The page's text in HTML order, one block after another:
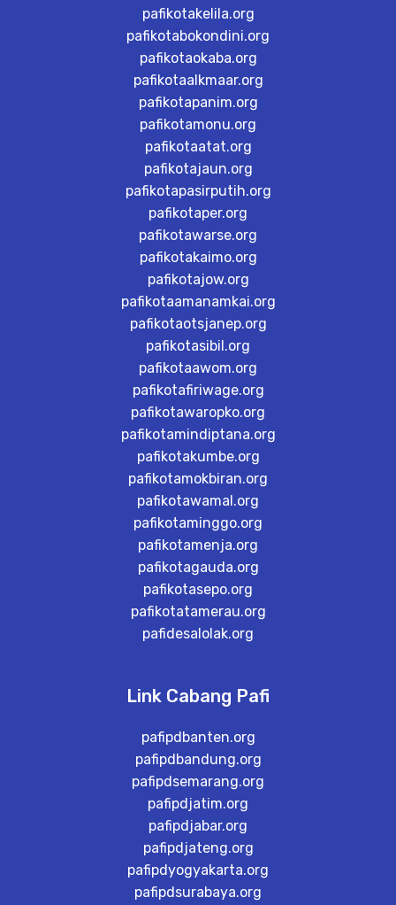
pafikotakelila.org
pafikotabokondini.org
pafikotaokaba.org
pafikotaalkmaar.org
pafikotapanim.org
pafikotamonu.org
pafikotaatat.org
pafikotajaun.org
pafikotapasirputih.org
pafikotaper.org
pafikotawarse.org
pafikotakaimo.org
pafikotajow.org
pafikotaamanamkai.org
pafikotaotsjanep.org
pafikotasibil.org
pafikotaawom.org
pafikotafiriwage.org
pafikotawaropko.org
pafikotamindiptana.org
pafikotakumbe.org
pafikotamokbiran.org
pafikotawamal.org
pafikotaminggo.org
pafikotamenja.org
pafikotagauda.org
pafikotasepo.org
pafikotatamerau.org
pafidesalolak.org
Link Cabang Pafi
pafipdbanten.org
pafipdbandung.org
pafipdsemarang.org
pafipdjatim.org
pafipdjabar.org
pafipdjateng.org
pafipdyogyakarta.org
pafipdsurabaya.org